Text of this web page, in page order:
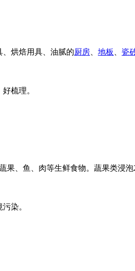
、烘焙用具、油腻的厨房 地板 瓷
梳理。
、鱼、肉等生鲜食物。蔬果类浸泡
染。